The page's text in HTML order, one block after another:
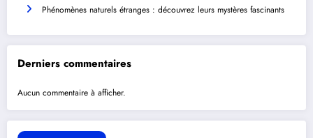
Phénomènes naturels étranges : découvrez leurs mystères fascinants
Derniers commentaires
Aucun commentaire à afficher.